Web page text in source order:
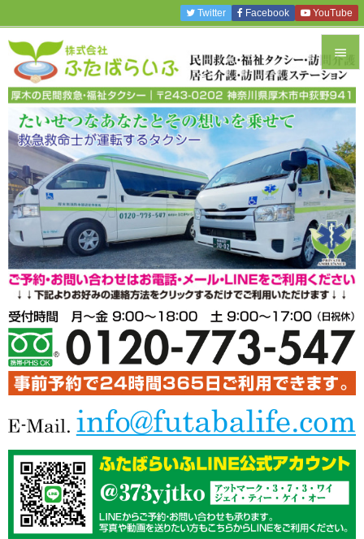


メニュ
サイド

前へ

次へ

検索
Twitter Facebook YouTube